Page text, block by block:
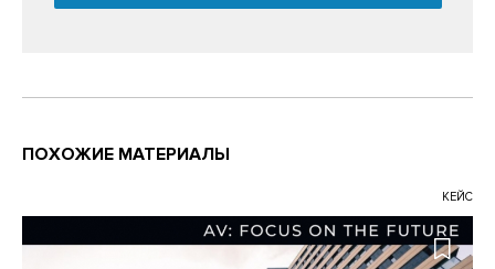
ПОХОЖИЕ МАТЕРИАЛЫ
КЕЙС